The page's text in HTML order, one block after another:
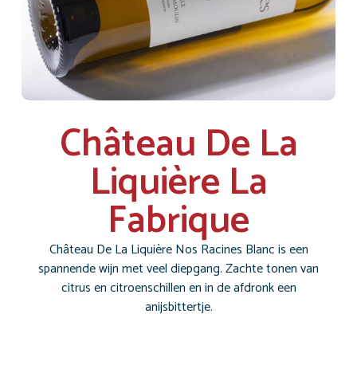
Château De La
Liquière La
Fabrique
Château De La Liquière Nos Racines Blanc is een
spannende wijn met veel diepgang. Zachte tonen van
citrus en citroenschillen en in de afdronk een
anijsbittertje.